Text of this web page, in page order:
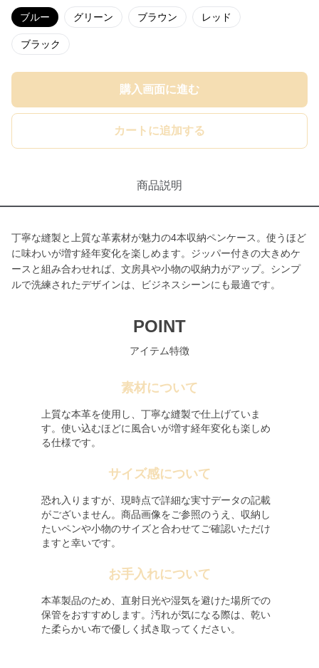
ブルー グリーン ブラウン レッド
ブラック
購入画面に進む
カートに追加する
商品説明
丁寧な縫製と上質な革素材が魅力の4本収納ペンケース。使うほど
に味わいが増す経年変化を楽しめます。ジッパー付きの大きめケ
ースと組み合わせれば、文房具や小物の収納力がアップ。シンプ
ルで洗練されたデザインは、ビジネスシーンにも最適です。
POINT
アイテム特徴
素材について
上質な本革を使用し、丁寧な縫製で仕上げていま
す。使い込むほどに風合いが増す経年変化も楽しめ
る仕様です。
サイズ感について
恐れ入りますが、現時点で詳細な実寸データの記載
がございません。商品画像をご参照のうえ、収納し
たいペンや小物のサイズと合わせてご確認いただけ
ますと幸いです。
お手入れについて
本革製品のため、直射日光や湿気を避けた場所での
保管をおすすめします。汚れが気になる際は、乾い
た柔らかい布で優しく拭き取ってください。